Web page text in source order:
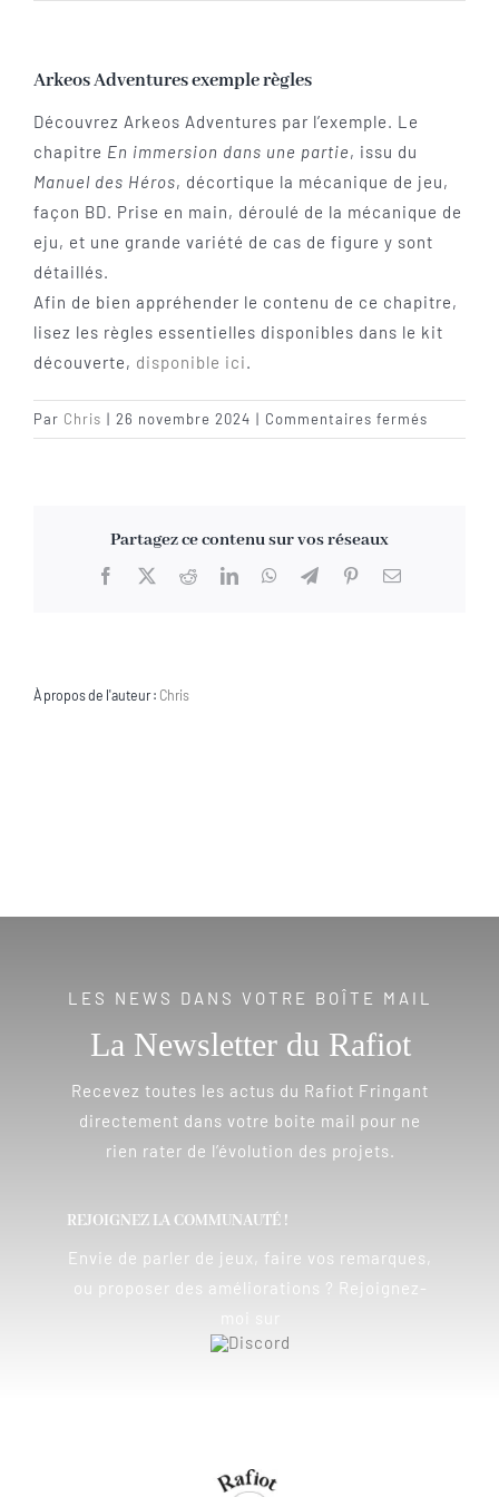
Blog
Téléchargements
Contact
Arkeos Adventures exemple règles
Découvrez Arkeos Adventures par l’exemple. Le
chapitre En immersion dans une partie, issu du
Manuel des Héros, décortique la mécanique de jeu,
façon BD. Prise en main, déroulé de la mécanique de
eju, et une grande variété de cas de figure y sont
détaillés.
Afin de bien appréhender le contenu de ce chapitre,
lisez les règles essentielles disponibles dans le kit
découverte, disponible ici.
Par Chris | 26 novembre 2024 | Commentaires fermés
Arkeos
Partagez ce contenu sur vos réseaux
Facebook Reddit LinkedInWhatsAppTelegramPinterest
À propos de l'auteur : Chris
LES NEWS DANS VOTRE BOÎTE MAIL
La Newsletter du Rafiot
Recevez toutes les actus du Rafiot Fringant
directement dans votre boite mail pour ne
rien rater de l’évolution des projets.
REJOIGNEZ LA COMMUNAUTÉ !
Envie de parler de jeux, faire vos remarques,
ou proposer des améliorations ? Rejoignez-